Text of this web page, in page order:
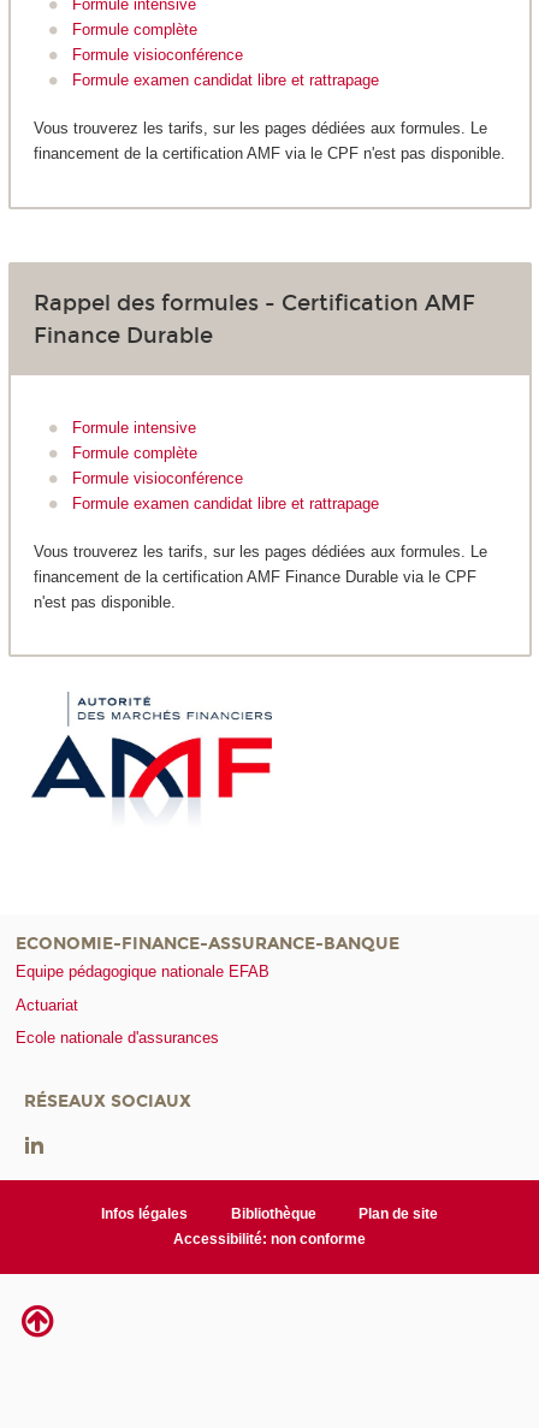
Formule intensive
Formule complète
Formule visioconférence
Formule examen candidat libre et rattrapage
Vous trouverez les tarifs, sur les pages dédiées aux formules. Le
financement de la certification AMF via le CPF n'est pas disponible.
Rappel des formules - Certification AMF
Finance Durable
Formule intensive
Formule complète
Formule visioconférence
Formule examen candidat libre et rattrapage
Vous trouverez les tarifs, sur les pages dédiées aux formules. Le
financement de la certification AMF Finance Durable via le CPF
n'est pas disponible.
ECONOMIE-FINANCE-ASSURANCE-BANQUE
Equipe pédagogique nationale EFAB
Actuariat
Ecole nationale d'assurances
RÉSEAUX SOCIAUX
Infos légales Bibliothèque
Plan de site
Accessibilité: non conforme